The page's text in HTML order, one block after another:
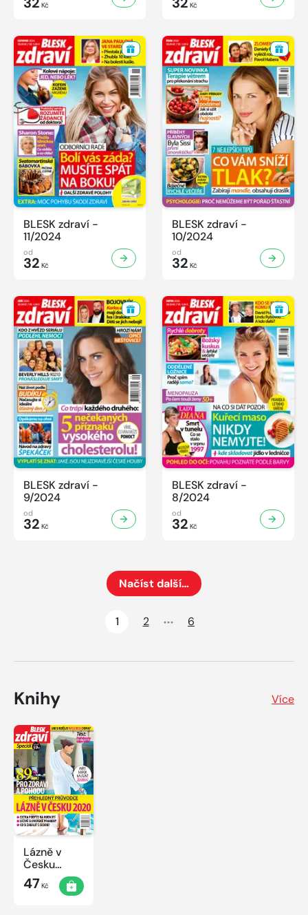
Kč Kč
BLESK zdraví -
11/2024
od
32 Kč
BLESK zdraví -
10/2024
od
32 Kč
BLESK zdraví -
9/2024
od
32 Kč
BLESK zdraví -
8/2024
od
32 Kč
Načíst další…
1
2 6
Knihy Více
Lázně v
Česku
2020
47 Kč